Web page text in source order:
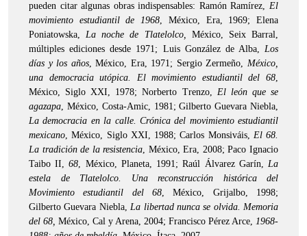
pueden citar algunas obras indispensables: Ramón Ramírez, El
movimiento estudiantil de 1968, México, Era, 1969; Elena
Poniatowska,La noche de Tlatelolco, México, Seix Barral,
múltiples ediciones desde 1971; Luis González de Alba, Los
días y los años, México, Era, 1971; Sergio Zermeño,México,
una democracia utópica. El movimiento estudiantil del 68,
México, Siglo XXI, 1978; Norberto Trenzo, El león que se
agazapa, México, Costa-Amic, 1981; Gilberto Guevara Niebla,
La democracia en la calle. Crónica del movimiento estudiantil
mexicano, México, Siglo XXI, 1988; Carlos Monsiváis, El 68.
La tradición de la resistencia, México, Era, 2008; Paco Ignacio
Taibo II,68, México, Planeta, 1991; Raúl Álvarez Garín,La
estela de Tlatelolco. Una reconstrucción histórica del
Movimiento estudiantil del 68, México, Grijalbo, 1998;
Gilberto Guevara Niebla,La libertad nunca se olvida. Memoria
del 68, México, Cal y Arena, 2004; Francisco Pérez Arce, 1968-